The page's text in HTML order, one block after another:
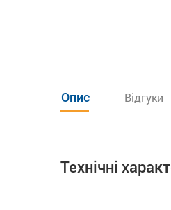
Опис Відгуки
Технічні